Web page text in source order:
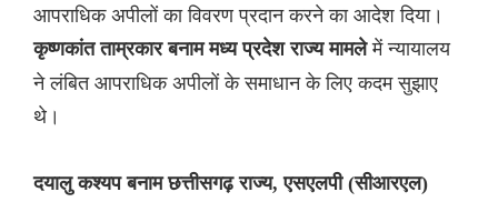
आपराधिक अपीलों का विवरण प्रदान करने का आदेश दिया।
कृष्णकांत ताम्रकार बनाम मध्य प्रदेश राज्य मामलेमें न्यायालय
ने लंबित आपराधिक अपीलों के समाधान के लिए कदम सुझाए
थे।
दयालु कश्यप बनाम छत्तीसगढ़ राज्य, एसएलपी (सीआरएल)